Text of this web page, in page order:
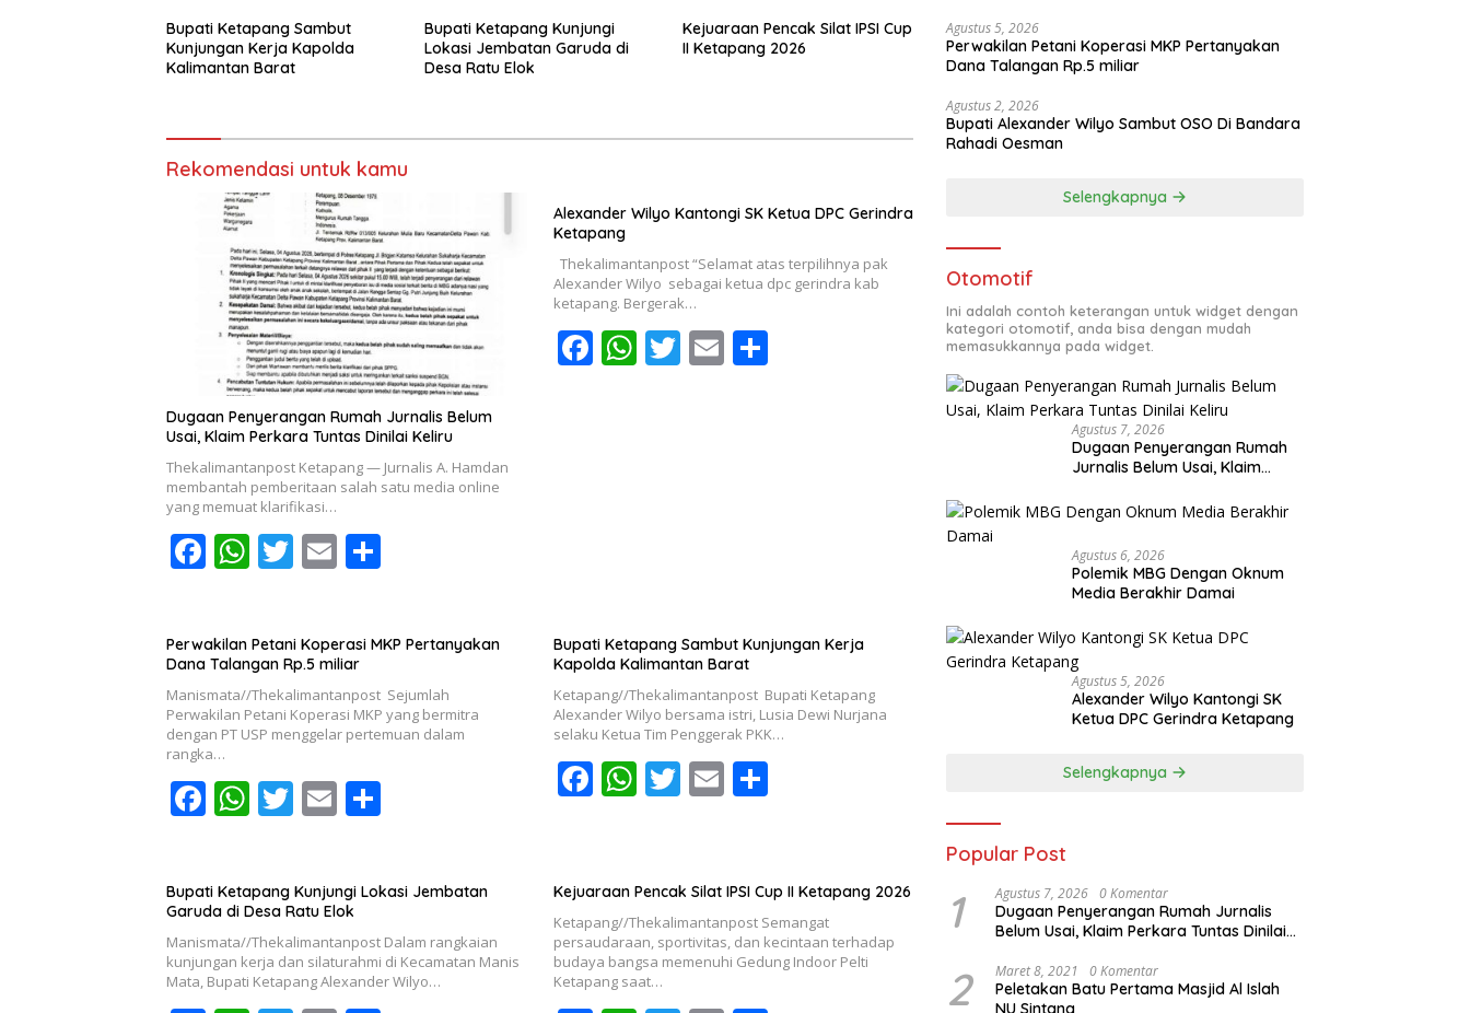
Bupati Ketapang Sambut
Kunjungan Kerja Kapolda
Kalimantan Barat
Bupati Ketapang Kunjungi
Lokasi Jembatan Garuda di
Desa Ratu Elok
Kejuaraan Pencak Silat IPSI Cup
II Ketapang 2026
Rekomendasi untuk kamu
Dugaan Penyerangan Rumah Jurnalis Belum
Usai, Klaim Perkara Tuntas Dinilai Keliru
Thekalimantanpost Ketapang — Jurnalis A. Hamdan
membantah pemberitaan salah satu media online
yang memuat klarifikasi…
F
ac
b
o
o
k
W
h
s
A
p
T
w
er
E
m
l e
Alexander Wilyo Kantongi SK Ketua DPC Gerindra
Ketapang
Thekalimantanpost “Selamat atas terpilihnya pak
Alexander Wilyo sebagai ketua dpc gerindra kab
ketapang. Bergerak…
F W T E S
Perwakilan Petani Koperasi MKP Pertanyakan
Dana Talangan Rp.5 miliar
Manismata//Thekalimantanpost Sejumlah
Perwakilan Petani Koperasi MKP yang bermitra
dengan PT USP menggelar pertemuan dalam
rangka…
F
ac
b
o
o
W
h
s
A
p
T
w
er
E
m
l e
Bupati Ketapang Sambut Kunjungan Kerja
Kapolda Kalimantan Barat
Ketapang//Thekalimantanpost Bupati Ketapang
Alexander Wilyo bersama istri, Lusia Dewi Nurjana
selaku Ketua Tim Penggerak PKK…
F
ac
b
o
o
k
W
h
s
A
p
p
T
w
er
E
m
l
S
e
Bupati Ketapang Kunjungi Lokasi Jembatan
Garuda di Desa Ratu Elok
Manismata//Thekalimantanpost Dalam rangkaian
kunjungan kerja dan silaturahmi di Kecamatan Manis
Mata, Bupati Ketapang Alexander Wilyo…
Kejuaraan Pencak Silat IPSI Cup II Ketapang 2026
Ketapang//Thekalimantanpost Semangat
persaudaraan, sportivitas, dan kecintaan terhadap
budaya bangsa memenuhi Gedung Indoor Pelti
Ketapang saat…
Agustus 5, 2026
Perwakilan Petani Koperasi MKP Pertanyakan
Dana Talangan Rp.5 miliar
Agustus 2, 2026
Bupati Alexander Wilyo Sambut OSO Di Bandara
Rahadi Oesman
Selengkapnya
Otomotif
Ini adalah contoh keterangan untuk widget dengan
kategori otomotif, anda bisa dengan mudah
memasukkannya pada widget.
Agustus 7, 2026
Dugaan Penyerangan Rumah
Jurnalis Belum Usai, Klaim
Agustus 6, 2026
Polemik MBG Dengan Oknum
Media Berakhir Damai
Agustus 5, 2026
Alexander Wilyo Kantongi SK
Ketua DPC Gerindra Ketapang
Selengkapnya
Popular Post
1 Agustus 7, 2026 0 Komentar
Dugaan Penyerangan Rumah Jurnalis
Belum Usai, Klaim Perkara Tuntas Dinilai
2 Maret 8, 2021 0 Komentar
Peletakan Batu Pertama Masjid Al Islah
NU Sintang